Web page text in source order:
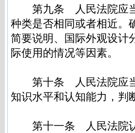
第九条 人民法院应
种类是否相同或者相近。
简要说明、国际外观设计
际使用的情况等因素。
第十条 人民法院应
知识水平和认知能力，判
第十一条 人民法院